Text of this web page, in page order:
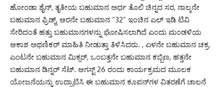
ಹೋಂಡಾ ಶೈನ್, ತೃತೀಯ ಬಹುಮಾನ ಅರ್ಧ ತೊಲಿ ಚಿನ್ನದ ಸರ, ನಾಲ್ಕನೇ
ಬಹುಮಾನ ಫ್ರಿಡ್ಜ್, ಆರನೇ ಬಹುಮಾನ “32” ಇಂಚಿನ ಎಲ್ ಇಡಿ ಟಿವಿ
ಸೇರಿದಂತೆ ಹತ್ತು ಬಹುಮಾನಗಳನ್ನು ಘೋಷಿಸಲಾಗಿದೆ ಎಂದು ಮಂಡಳಿಯ
ಆಕಾಶ ಅಥಣಿಕರ್ ಮಾಹಿತಿ ನೀಡುತ್ತಾ ತಿಳಿಸಿದರು. , ಏಳನೇ ಬಹುಮಾನ ಚಕ್ರ.
ಎಂಟನೇ ಬಹುಮಾನ ಮಿಕ್ಸರ್, ಒಂಬತ್ತನೇ ಬಹುಮಾನ ಕಬ್ಬಿಣ, ಹತ್ತನೇ
ಬಹುಮಾನ ಡಿನ್ನರ್ ಸೆಟ್. ಆಗಸ್ಟ್ 26 ರಂದು ಕಾರ್ಯಕ್ರಮದ ಮೂಲಕ
ಯೋಜನೆಯನ್ನು ಉದ್ಘಾಟಿಸಿ ಈ ಬಹುಮಾನ ಕೂಪನ್‌ಗಳ ವಿತರಣೆಗೆ ಚಾಲನೆ